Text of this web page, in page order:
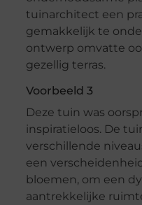
tuinarchitect een
gemakkelijk te
ontwerp omvatte
gezellig terras.
Voorbeeld 3
Deze tuin was
inspiratieloos. De
verschillende
een
bloemen, om een
aantrekkelijke